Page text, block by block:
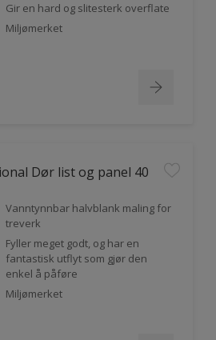
Gir en hard og slitesterk overflate
Miljømerket
Dør list og panel 40
Vanntynnbar halvblank maling for
treverk
Fyller meget godt, og har en
fantastisk utflyt som gjør den
enkel å påføre
Miljømerket